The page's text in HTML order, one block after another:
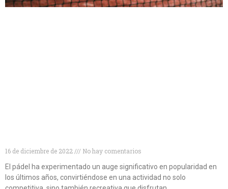
16 de diciembre de 2022
No hay comentarios
El pádel ha experimentado un auge significativo en popularidad en
los últimos años, convirtiéndose en una actividad no solo